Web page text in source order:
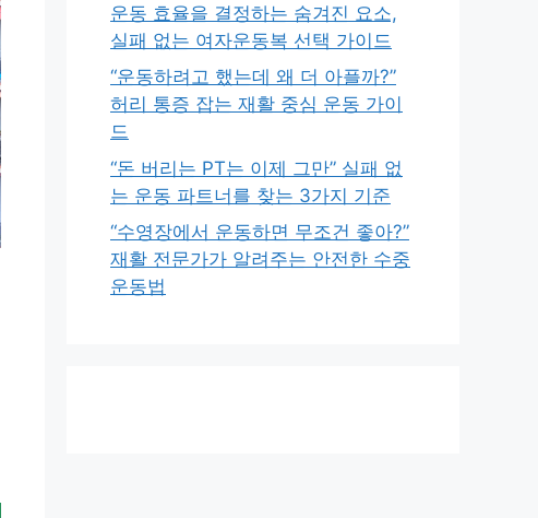
운동 효율을 결정하는 숨겨진 요소,
실패 없는 여자운동복 선택 가이드
“운동하려고 했는데 왜 더 아플까?”
허리 통증 잡는 재활 중심 운동 가이
드
“돈 버리는 PT는 이제 그만” 실패 없
는 운동 파트너를 찾는 3가지 기준
“수영장에서 운동하면 무조건 좋아?”
재활 전문가가 알려주는 안전한 수중
운동법